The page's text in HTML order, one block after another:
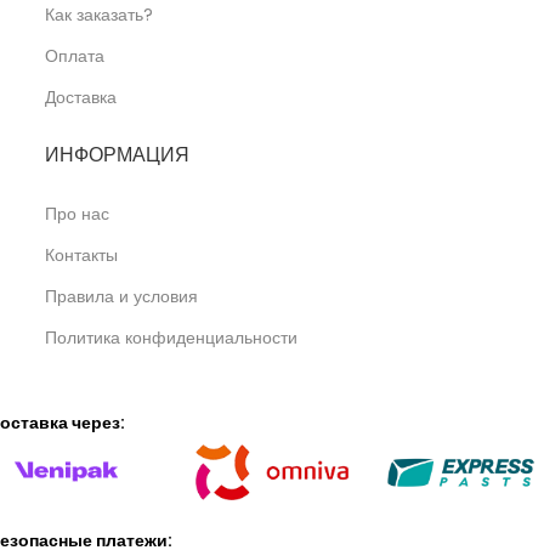
Как заказать?
Оплата
Доставка
ИНФОРМАЦИЯ
Про нас
Контакты
Правила и условия
Политика конфиденциальности
через:
платежи: